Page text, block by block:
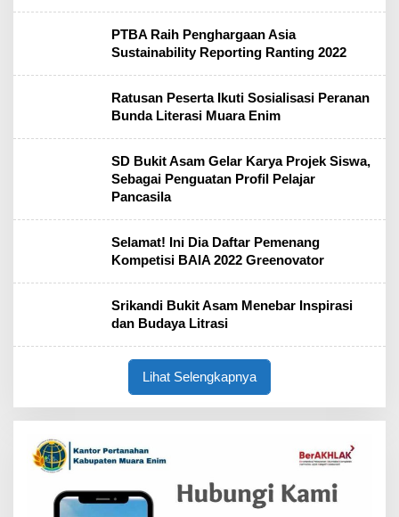
PTBA Raih Penghargaan Asia
Sustainability Reporting Ranting 2022
Ratusan Peserta Ikuti Sosialisasi Peranan
Bunda Literasi Muara Enim
SD Bukit Asam Gelar Karya Projek Siswa,
Sebagai Penguatan Profil Pelajar
Pancasila
Selamat! Ini Dia Daftar Pemenang
Kompetisi BAIA 2022 Greenovator
Srikandi Bukit Asam Menebar Inspirasi
dan Budaya Litrasi
Lihat Selengkapnya